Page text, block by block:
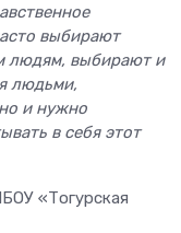
выбирают
людям, выбирают и
людьми,
и нужно
в себя этот
«Тогурская